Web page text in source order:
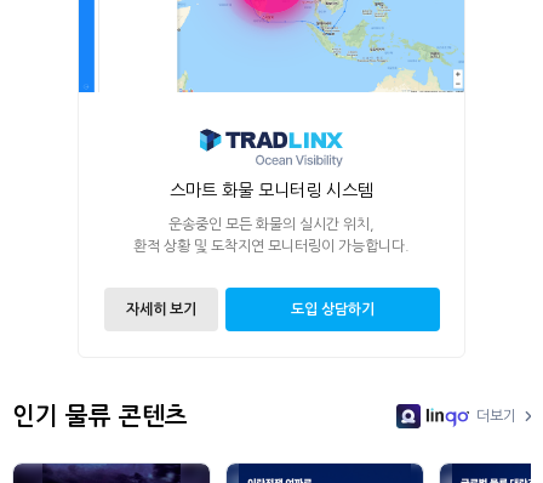
스마트 화물 모니터링 시스템
운송중인 모든 화물의 실시간 위치,
환적 상황 및 도착지연 모니터링이 가능합니다.
자세히 보기 도입 상담하기
인기 물류 콘텐츠
LinGo
더보기